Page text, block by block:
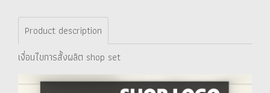
Product description
เงื่อนไขการสั้งผลิต shop set